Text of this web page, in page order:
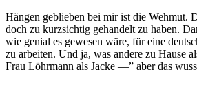
Hängen geblieben bei mir ist die Wehmut.
doch zu kurzsichtig gehandelt zu haben.
wie genial es gewesen wäre, für eine
zu arbeiten. Und ja, was andere zu Hause
Frau Löhrmann als Jacke —” aber das